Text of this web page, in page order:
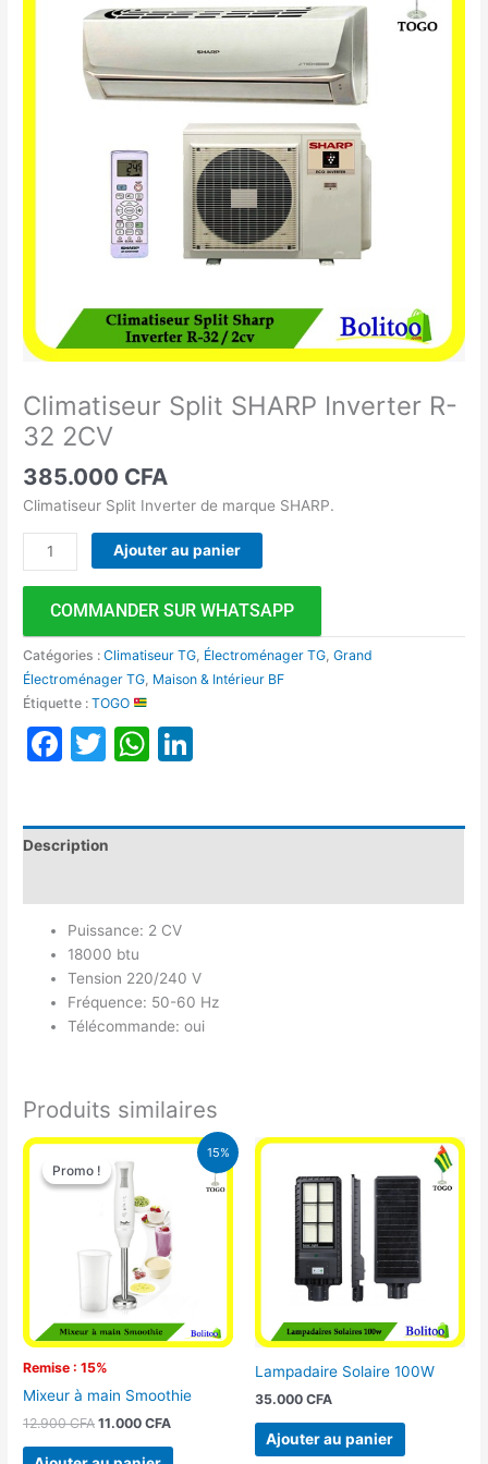
Climatiseur Split SHARP Inverter R-
32 2CV
385.000 CFA
Climatiseur Split Inverter de marque SHARP.
Ajouter au panier
COMMANDER SUR WHATSAPP
Catégories :Climatiseur TG Électroménager TG ,Grand
Électroménager TG Maison & Intérieur BF
Étiquette :TOGO
Facebook
TwitterWhatsApp
Description
Puissance: 2 CV
18000 btu
Tension 220/240 V
Fréquence: 50-60 Hz
Télécommande: oui
Produits similaires
15%
Promo !
Remise : 15%
Promo !
Mixeur à main Smoothie
12.900CFA
Le
prix
initial
était :
12.900 CFA.
11.000CFA
Le
Lampadaire Solaire 100W
35.000 CFA
Ajouter au panier